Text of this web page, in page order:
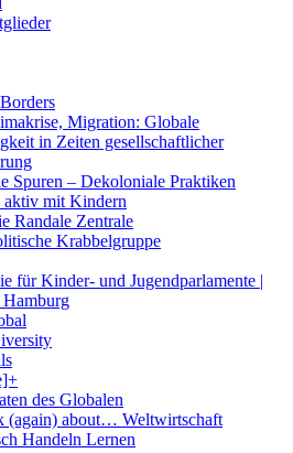
Migration: Globale
in Zeiten gesellschaftlicher
Spuren – Dekoloniale Praktiken
aktiv mit Kindern
Randale Zentrale
Krabbelgruppe
für Kinder- und Jugendparlamente |
Hamburg
des Globalen
(again) about… Weltwirtschaft
Handeln Lernen